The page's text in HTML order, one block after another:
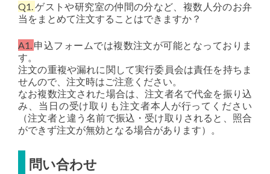
Q1.ゲストや研究室の仲間の分など、複数人分のお弁
当をまとめて注文することはできますか？
A1. 申込フォームでは複数注文が可能となっておりま
す。
注文の重複や漏れに関して実行委員会は責任を持ちま
せんので、注文時はご注意ください。
なお複数注文された場合は、注文者名で代金を振り込
み、当日の受け取りも注文者本人が行ってください
（注文者と違う名前で振込・受け取りされると、照合
ができず注文が無効となる場合があります）。
問い合わせ